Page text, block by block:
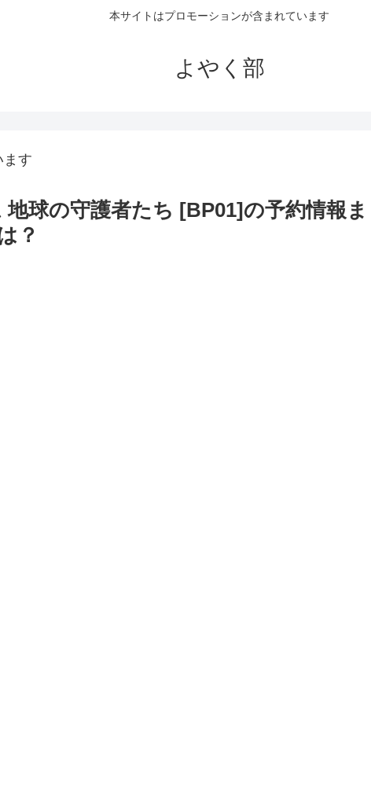
本サイトはプロモーションが含まれています
よやく部
ます
球の守護者たち [BP01]の予約情報ま
？